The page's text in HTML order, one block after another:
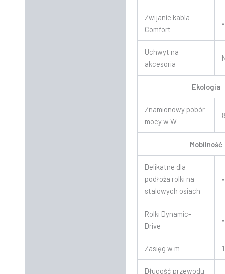
Zwijanie kabla
Comfort
•
Uchwyt na
akcesoria
Ekologia
Znamionowy pobór
mocy w W
Mobilność
Delikatne dla
podłoża rolki na
stalowych osiach
•
Rolki Dynamic-
Drive
•
Zasięg w m
Długość przewodu